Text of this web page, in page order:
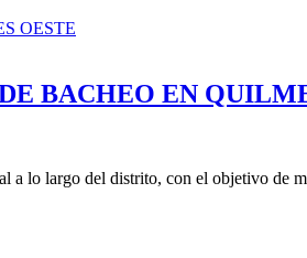
BACHEO EN
lo largo del distrito, con el objetivo de